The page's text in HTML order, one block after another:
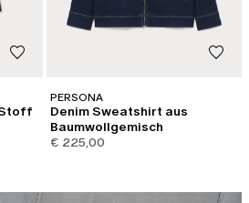
PERSONA
Denim Sweatshirt aus
Baumwollgemisch
€ 225,00